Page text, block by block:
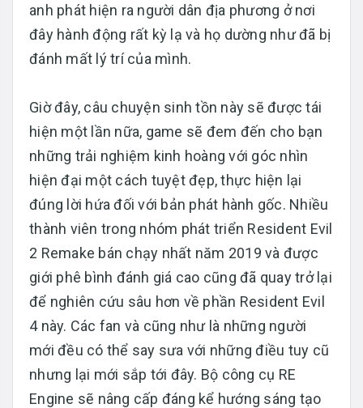
anh phát hiện ra người dân địa phương ở nơi
đây hành động rất kỳ lạ và họ dường như đã bị
đánh mất lý trí của mình.
Giờ đây, câu chuyện sinh tồn này sẽ được tái
hiện một lần nữa, game sẽ đem đến cho bạn
những trải nghiệm kinh hoàng với góc nhìn
hiện đại một cách tuyệt đẹp, thực hiện lại
đúng lời hứa đối với bản phát hành gốc. Nhiều
thành viên trong nhóm phát triển Resident Evil
2 Remake bán chạy nhất năm 2019 và được
giới phê bình đánh giá cao cũng đã quay trở lại
để nghiên cứu sâu hơn về phần Resident Evil
4 này. Các fan và cũng như là những người
mới đều có thể say sưa với những điều tuy cũ
nhưng lại mới sắp tới đây. Bộ công cụ RE
Engine sẽ nâng cấp đáng kể hướng sáng tạo